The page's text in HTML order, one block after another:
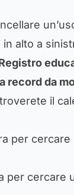
alto a
record da
il
per
per cercare